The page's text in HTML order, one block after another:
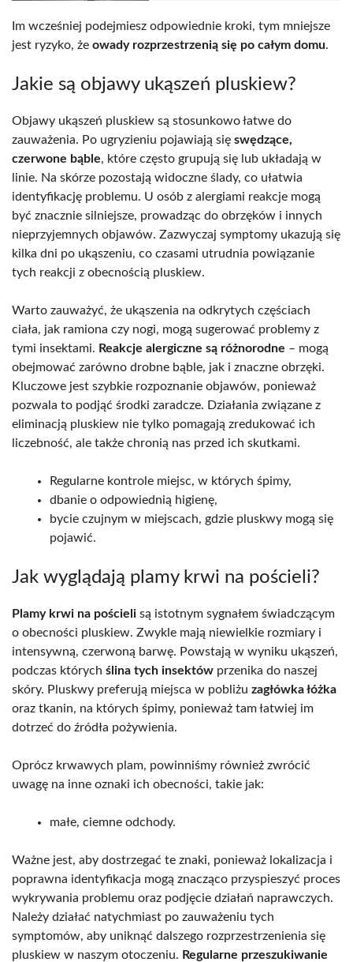
Im wcześniej podejmiesz odpowiednie kroki, tym mniejsze
jest ryzyko, że owady rozprzestrzenią się po całym domu.
Jakie są objawy ukąszeń pluskiew?
Objawy ukąszeń pluskiew są stosunkowo łatwe do
zauważenia. Po ugryzieniu pojawiają się swędzące,
czerwone bąble, które często grupują się lub układają w
linie. Na skórze pozostają widoczne ślady, co ułatwia
identyfikację problemu. U osób z alergiami reakcje mogą
być znacznie silniejsze, prowadząc do obrzęków i innych
nieprzyjemnych objawów. Zazwyczaj symptomy ukazują się
kilka dni po ukąszeniu, co czasami utrudnia powiązanie
tych reakcji z obecnością pluskiew.
Warto zauważyć, że ukąszenia na odkrytych częściach
ciała, jak ramiona czy nogi, mogą sugerować problemy z
tymi insektami. Reakcje alergiczne są różnorodne – mogą
obejmować zarówno drobne bąble, jak i znaczne obrzęki.
Kluczowe jest szybkie rozpoznanie objawów, ponieważ
pozwala to podjąć środki zaradcze. Działania związane z
eliminacją pluskiew nie tylko pomagają zredukować ich
liczebność, ale także chronią nas przed ich skutkami.
Regularne kontrole miejsc, w których śpimy,
dbanie o odpowiednią higienę,
bycie czujnym w miejscach, gdzie pluskwy mogą się
pojawić.
Jak wyglądają plamy krwi na pościeli?
Plamy krwi na pościeli są istotnym sygnałem świadczącym
o obecności pluskiew. Zwykle mają niewielkie rozmiary i
intensywną, czerwoną barwę. Powstają w wyniku ukąszeń,
podczas których ślina tych insektów przenika do naszej
skóry. Pluskwy preferują miejsca w pobliżu zagłówka łóżka
oraz tkanin, na których śpimy, ponieważ tam łatwiej im
dotrzeć do źródła pożywienia.
Oprócz krwawych plam, powinniśmy również zwrócić
uwagę na inne oznaki ich obecności, takie jak:
małe, ciemne odchody.
Ważne jest, aby dostrzegać te znaki, ponieważ lokalizacja i
poprawna identyfikacja mogą znacząco przyspieszyć proces
wykrywania problemu oraz podjęcie działań naprawczych.
Należy działać natychmiast po zauważeniu tych
symptomów, aby uniknąć dalszego rozprzestrzenienia się
pluskiew w naszym otoczeniu. Regularne przeszukiwanie